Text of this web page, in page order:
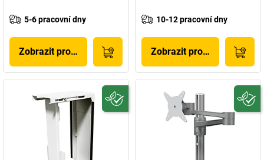
5-6 pracovní dny
Zobrazit produkt
10-12 pracovní dny
Zobrazit produkt